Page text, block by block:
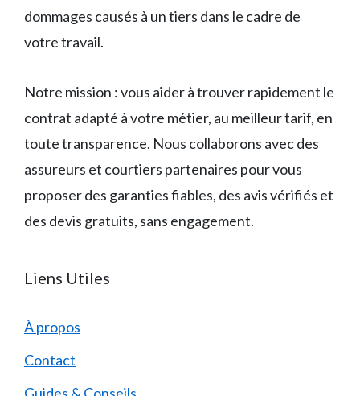
dommages causés à un tiers dans le cadre de
votre travail.
Notre mission : vous aider à trouver rapidement le
contrat adapté à votre métier, au meilleur tarif, en
toute transparence. Nous collaborons avec des
assureurs et courtiers partenaires pour vous
proposer des garanties fiables, des avis vérifiés et
des devis gratuits, sans engagement.
Liens Utiles
À propos
Contact